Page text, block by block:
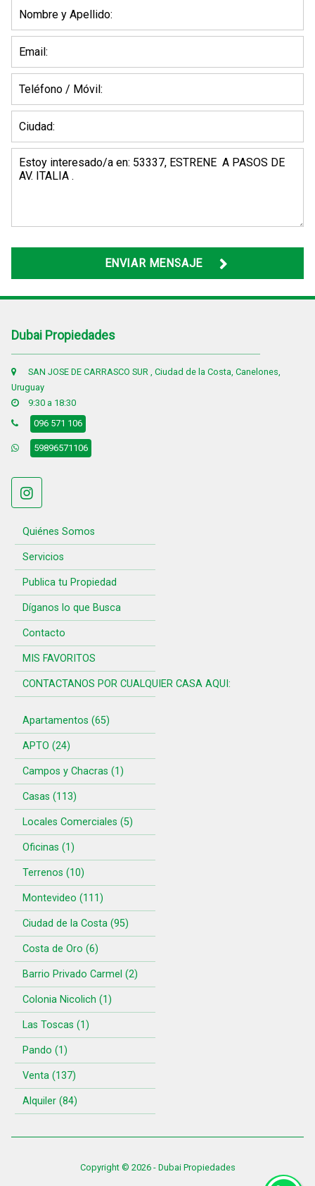
ENVIAR MENSAJE
Dubai Propiedades
SAN JOSE DE CARRASCO SUR , Ciudad de la Costa, Canelones,
Uruguay
9:30 a 18:30
096 571 106
59896571106
Quiénes Somos
Servicios
Publica tu Propiedad
Díganos lo que Busca
Contacto
MIS FAVORITOS
CONTACTANOS POR CUALQUIER CASA AQUI:
Apartamentos (65)
APTO (24)
Campos y Chacras (1)
Casas (113)
Locales Comerciales (5)
Oficinas (1)
Terrenos (10)
Montevideo (111)
Ciudad de la Costa (95)
Costa de Oro (6)
Barrio Privado Carmel (2)
Colonia Nicolich (1)
Las Toscas (1)
Pando (1)
Venta (137)
Alquiler (84)
Copyright © 2026 - Dubai Propiedades